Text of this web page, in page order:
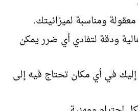
ومناسبة لميزانيتك.
ودقة لتفادي أي ضرر يمكن
في أي مكان تحتاج فيه إلى